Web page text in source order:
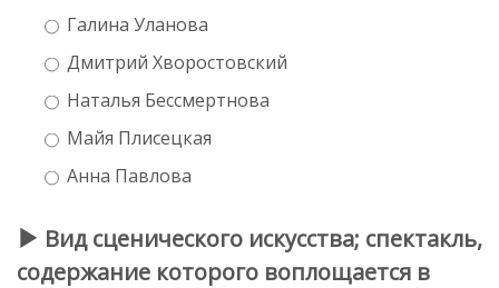
Галина Уланова
Дмитрий Хворостовский
Наталья Бессмертнова
Майя Плисецкая
Анна Павлова
Вид сценического искусства; спектакль,
содержание которого воплощается в